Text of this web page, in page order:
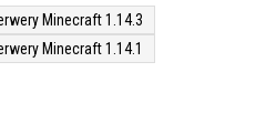
Minecraft 1.14.3
Minecraft 1.14.1